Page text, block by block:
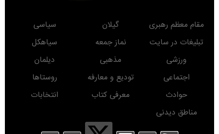
مقام معظم رهبری گیلان
سیاسی
تبلیغات در سایت
نماز جمعه
سیاهکل
ورزشی
مذهبی
دیلمان
اجتماعی
تودیع و معارفه
روستاها
حوادث
معرفی کتاب
انتخابات
مناطق دیدنی